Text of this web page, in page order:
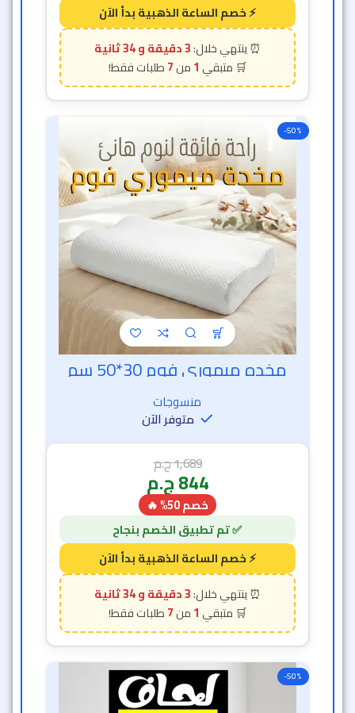
3 دقيقة و 31 ثانية
1
7
-50%
خصم الساعة الذهبية
مخده ميموري فوم 30*50 سم
منسوجات
متوفر الآن
1,689ج.م
844ج.م
خصم 50% 🔥
3 دقيقة و 31 ثانية
1
7
-50%